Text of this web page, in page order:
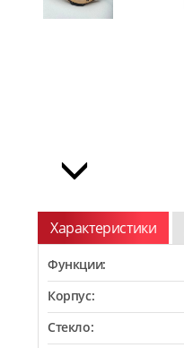
Характеристики
Функции:
Корпус:
Стекло: